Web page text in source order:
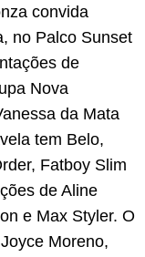
convida
no Palco Sunset
de
Nova
da Mata
tem Belo,
Fatboy Slim
de Aline
e Max Styler. O
Moreno,